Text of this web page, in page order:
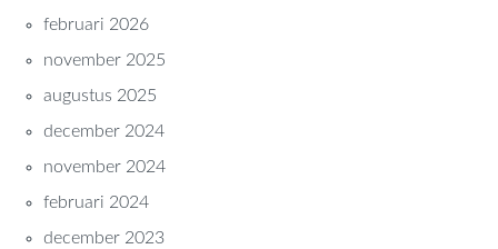
februari 2026
november 2025
augustus 2025
december 2024
november 2024
februari 2024
december 2023